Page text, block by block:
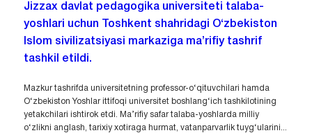
Jizzax davlat pedagogika universiteti talaba-
yoshlari uchun Toshkent shahridagi O‘zbekiston
Islom sivilizatsiyasi markaziga ma’rifiy tashrif
tashkil etildi.
Mazkur tashrifda universitetning professor-o‘qituvchilari hamda
O‘zbekiston Yoshlar ittifoqi universitet boshlang‘ich tashkilotining
yetakchilari ishtirok etdi. Ma’rifiy safar talaba-yoshlarda milliy
o‘zlikni anglash, tarixiy xotiraga hurmat, vatanparvarlik tuyg‘ularini...